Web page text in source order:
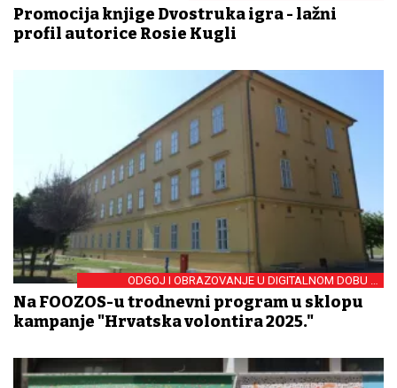
Promocija knjige Dvostruka igra - lažni
profil autorice Rosie Kugli
ODGOJ I OBRAZOVANJE U DIGITALNOM DOBU U
FOKUSU
Na FOOZOS-u trodnevni program u sklopu
kampanje "Hrvatska volontira 2025."